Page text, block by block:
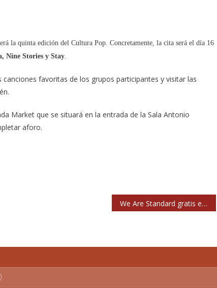
la quinta edición del Cultura Pop. Concretamente, la cita será el día 16
Nine Stories y Stay.
favoritas de los grupos participantes y visitar las
Market que se situará en la entrada de la Sala Antonio
aforo.
We Are Standard gratis el 2 de octubre en Madrid